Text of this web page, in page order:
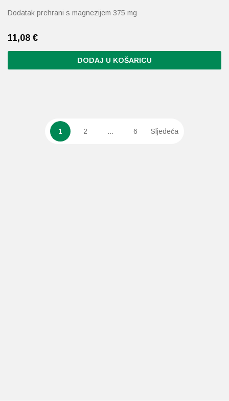
Dodatak prehrani s magnezijem 375 mg
11,08 €
DODAJ U KOŠARICU
1 2 … 6 Sljedeća